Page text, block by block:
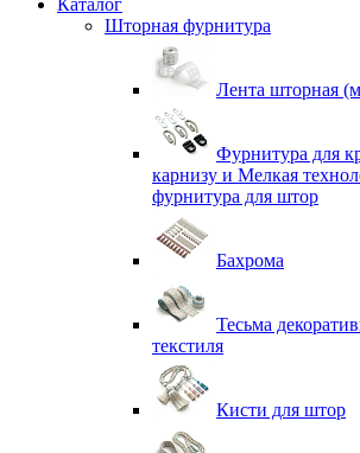
Каталог
Шторная фурнитура
Лента шторная
Фурнитура для
карнизу и Мелкая
фурнитура для штор
Бахрома
Тесьма
текстиля
Кисти для штор